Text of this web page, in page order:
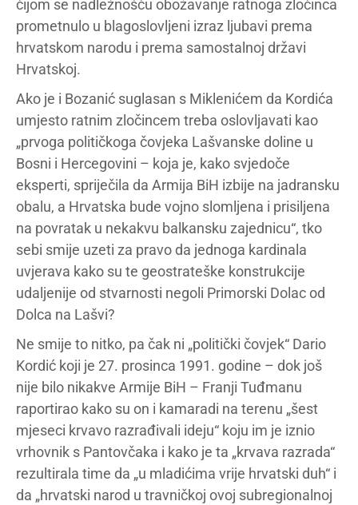
čijom se nadležnošću obožavanje ratnoga zločinca
prometnulo u blagoslovljeni izraz ljubavi prema
hrvatskom narodu i prema samostalnoj državi
Hrvatskoj.
Ako je i Bozanić suglasan s Miklenićem da Kordića
umjesto ratnim zločincem treba oslovljavati kao
„prvoga političkoga čovjeka Lašvanske doline u
Bosni i Hercegovini – koja je, kako svjedoče
eksperti, spriječila da Armija BiH izbije na jadransku
obalu, a Hrvatska bude vojno slomljena i prisiljena
na povratak u nekakvu balkansku zajednicu“, tko
sebi smije uzeti za pravo da jednoga kardinala
uvjerava kako su te geostrateške konstrukcije
udaljenije od stvarnosti negoli Primorski Dolac od
Dolca na Lašvi?
Ne smije to nitko, pa čak ni „politički čovjek“ Dario
Kordić koji je 27. prosinca 1991. godine – dok još
nije bilo nikakve Armije BiH – Franji Tuđmanu
raportirao kako su on i kamaradi na terenu „šest
mjeseci krvavo razrađivali ideju“ koju im je iznio
vrhovnik s Pantovčaka i kako je ta „krvava razrada“
rezultirala time da „u mladićima vrije hrvatski duh“ i
da „hrvatski narod u travničkoj ovoj subregionalnoj